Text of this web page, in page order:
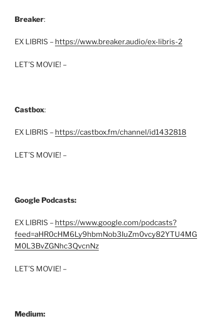
Breaker:
EX LIBRIS – https://www.breaker.audio/ex-libris-2
LET’S MOVIE! –
Castbox:
EX LIBRIS – https://castbox.fm/channel/id1432818
LET’S MOVIE! –
Google Podcasts:
EX LIBRIS – https://www.google.com/podcasts?
feed=aHR0cHM6Ly9hbmNob3IuZm0vcy82YTU4MG
M0L3BvZGNhc3QvcnNz
LET’S MOVIE! –
Medium: